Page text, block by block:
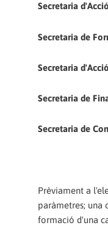
Secretaria
Secretaria de
Secretaria
Secretaria de
Secretaria de
Prèviament a
paràmetres; una
formació d'una